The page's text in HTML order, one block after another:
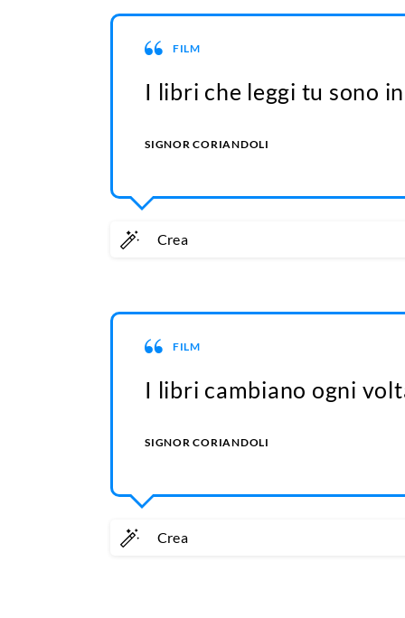
FILM
I libri che leggi tu sono
SIGNOR CORIANDOLI
Crea
FILM
I libri cambiano ogni
SIGNOR CORIANDOLI
Crea